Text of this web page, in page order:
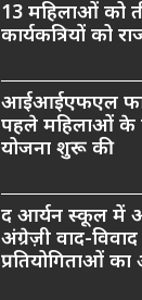
13 महिलाओं को
कार्यकत्रियों को
आईआईएफएल
पहले महिलाओं के
योजना शुरू की
द आर्यन स्कूल में
अंग्रेज़ी वाद-
प्रतियोगिताओं